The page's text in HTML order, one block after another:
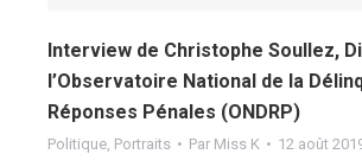
Interview de Christophe Soullez,
l’Observatoire National de la
Réponses Pénales (ONDRP)
Politique Portraits Par Miss K 12 août